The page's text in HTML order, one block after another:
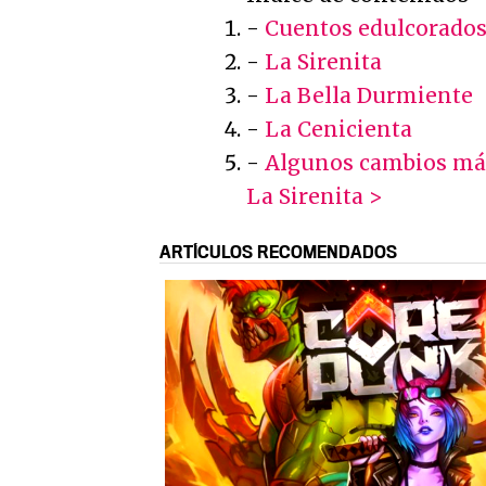
- Cuentos edulcorados
- La Sirenita
- La Bella Durmiente
- La Cenicienta
- Algunos cambios
La Sirenita >
ARTÍCULOS RECOMENDADOS